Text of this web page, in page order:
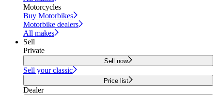
Motorcycles
Buy Motorbikes
Motorbike dealers
All makes
Sell
Private
Sell now
Sell your classic
Price list
Dealer